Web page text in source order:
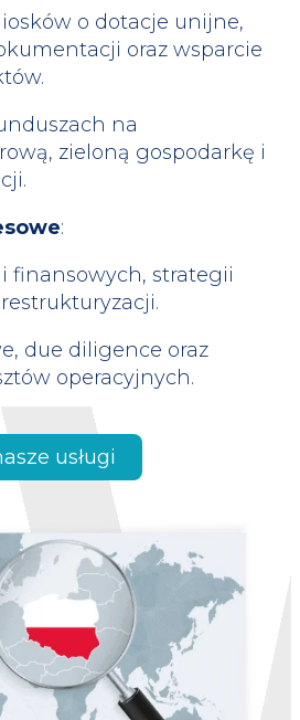
o dotacje unijne,
oraz wsparcie
na
zieloną gospodarkę i
:
finansowych, strategii
due diligence oraz
operacyjnych.
usługi